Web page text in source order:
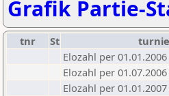
Grafik Partie-
tnr St
Elozahl per 01.01.2006
Elozahl per 01.07.2006
Elozahl per 01.01.2007